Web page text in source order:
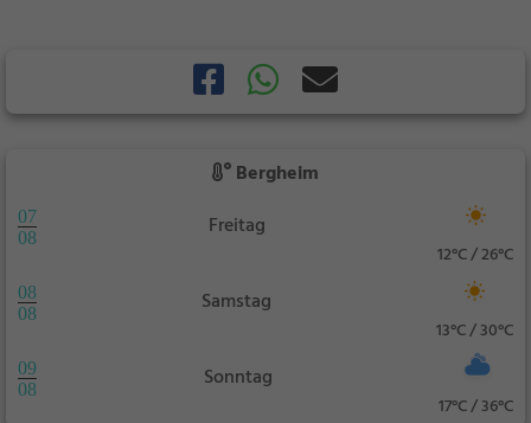
Bergheim
07
08
Freitag
12°C / 26°C
08
08
Samstag
13°C / 30°C
09
08
Sonntag
17°C / 36°C